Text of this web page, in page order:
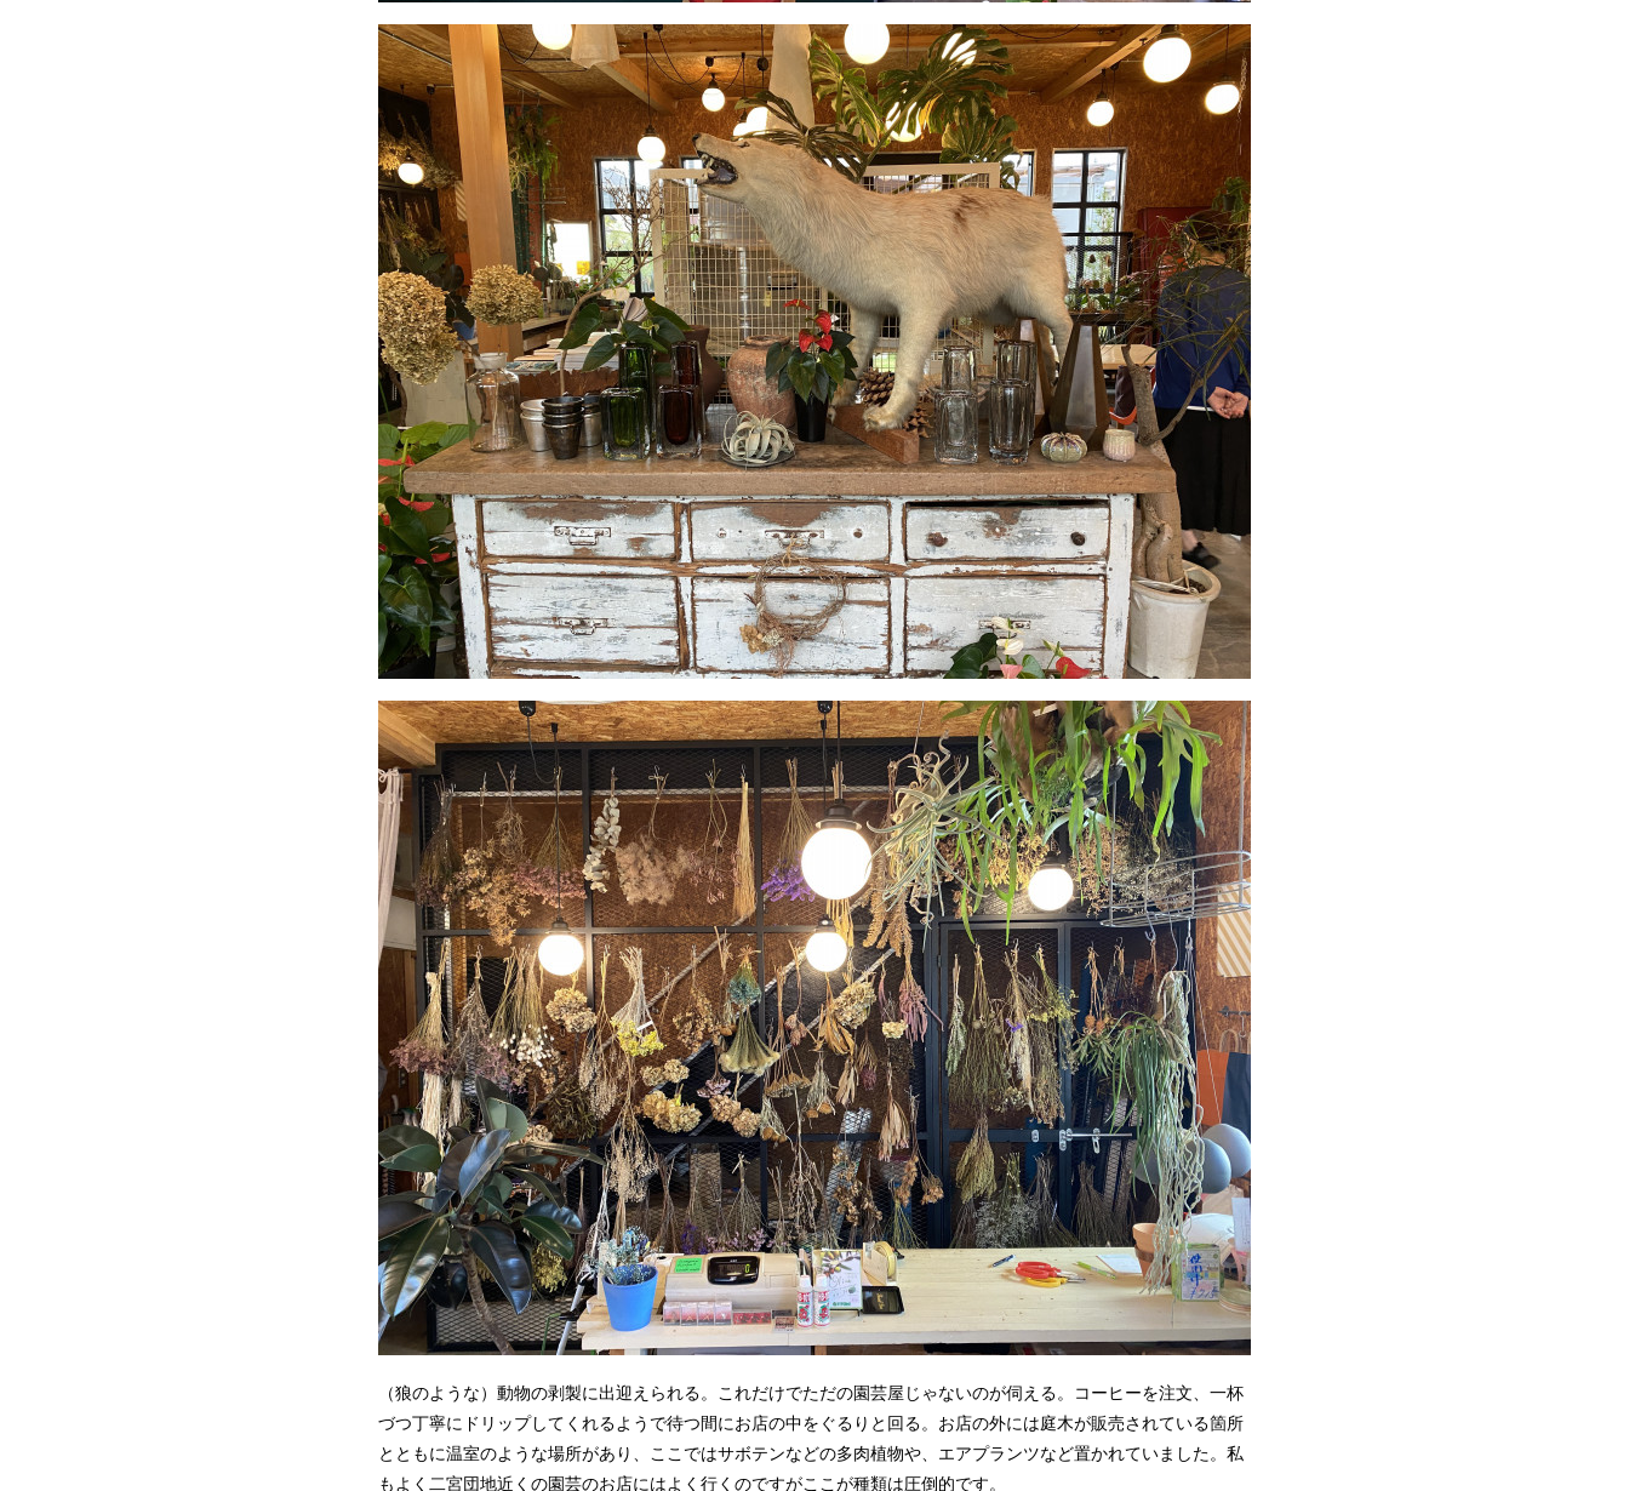
（狼のような）動物の剥製に出迎えられる。これだけでただの園芸屋じゃないのが伺える。コーヒーを注文、一杯
づつ丁寧にドリップしてくれるようで待つ間にお店の中をぐるりと回る。お店の外には庭木が販売されている箇所
とともに温室のような場所があり、ここではサボテンなどの多肉植物や、エアプランツなど置かれていました。私
もよく二宮団地近くの園芸のお店にはよく行くのですがここが種類は圧倒的です。